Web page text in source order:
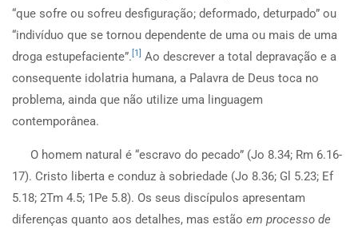
“que sofre ou sofreu desfiguração; deformado, deturpado” ou
“indivíduo que se tornou dependente de uma ou mais de uma
droga estupefaciente”. [1]
Ao descrever a total depravação e a
consequente idolatria humana, a Palavra de Deus toca no
problema, ainda que não utilize uma linguagem
contemporânea.
O homem natural é “escravo do pecado” (Jo 8.34; Rm 6.16-
17). Cristo liberta e conduz à sobriedade (Jo 8.36; Gl 5.23; Ef
5.18; 2Tm 4.5; 1Pe 5.8). Os seus discípulos apresentam
diferenças quanto aos detalhes, mas estão em processo de